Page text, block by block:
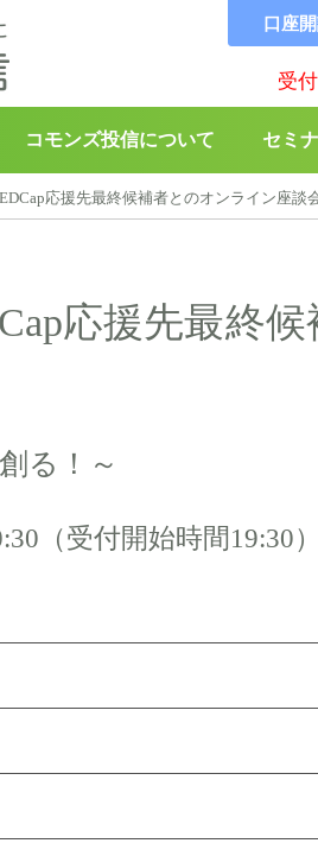
コモンズ投信について セミ
▶︎ コモンズBABY
口座
受
応援先最終候補者とのオンライン座談
応援先最終
る！～
（受付開始時間19:30）